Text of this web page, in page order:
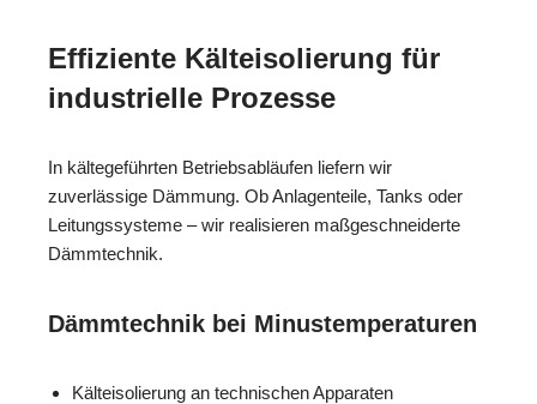
Effiziente Kälteisolierung für
industrielle Prozesse
In kältegeführten Betriebsabläufen liefern wir
zuverlässige Dämmung. Ob Anlagenteile, Tanks oder
Leitungssysteme – wir realisieren maßgeschneiderte
Dämmtechnik.
Dämmtechnik bei Minustemperaturen
Kälteisolierung an technischen Apparaten